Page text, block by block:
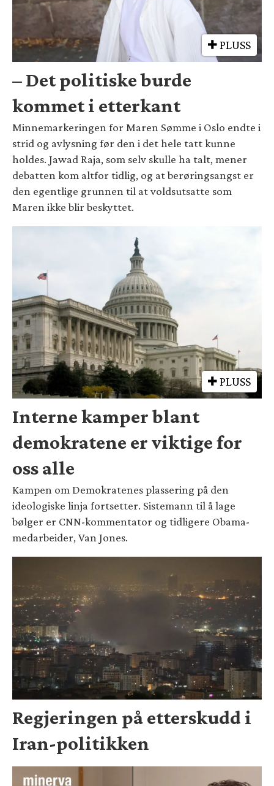
PLUSS
– Det politiske burde
kommet i etterkant
Minnemarkeringen for Maren Sømme i Oslo endte i
strid og avlysning før den i det hele tatt kunne
holdes. Jawad Raja, som selv skulle ha talt, mener
debatten kom altfor tidlig, og at berøringsangst er
den egentlige grunnen til at voldsutsatte som
Maren ikke blir beskyttet.
PLUSS
Interne kamper blant
demokratene er viktige for
oss alle
Kampen om Demokratenes plassering på den
ideologiske linja fortsetter. Sistemann til å lage
bølger er CNN-kommentator og tidligere Obama-
medarbeider, Van Jones.
Regjeringen på etterskudd i
Iran-politikken